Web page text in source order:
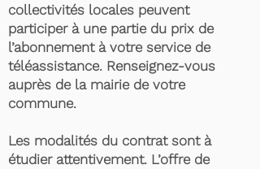
collectivités locales peuvent
participer à une partie du prix de
l’abonnement à votre service de
téléassistance. Renseignez-vous
auprès de la mairie de votre
commune.
Les modalités du contrat sont à
étudier attentivement. L’offre de